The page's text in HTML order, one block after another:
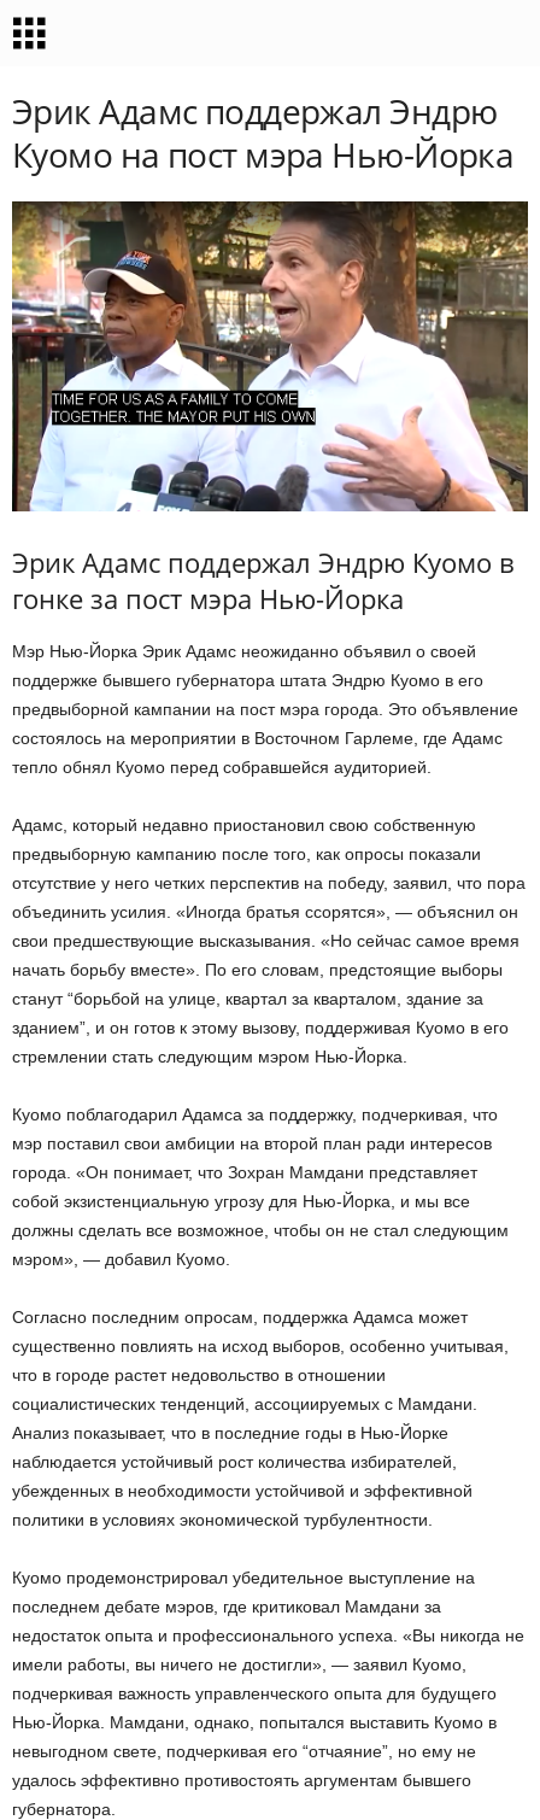
Эрик Адамс поддержал Эндрю
Куомо на пост мэра Нью-Йорка
Эрик Адамс поддержал Эндрю Куомо в
гонке за пост мэра Нью-Йорка
Мэр Нью-Йорка Эрик Адамс неожиданно объявил о своей
поддержке бывшего губернатора штата Эндрю Куомо в его
предвыборной кампании на пост мэра города. Это объявление
состоялось на мероприятии в Восточном Гарлеме, где Адамс
тепло обнял Куомо перед собравшейся аудиторией.
Адамс, который недавно приостановил свою собственную
предвыборную кампанию после того, как опросы показали
отсутствие у него четких перспектив на победу, заявил, что пора
объединить усилия. «Иногда братья ссорятся», — объяснил он
свои предшествующие высказывания. «Но сейчас самое время
начать борьбу вместе». По его словам, предстоящие выборы
станут “борьбой на улице, квартал за кварталом, здание за
зданием”, и он готов к этому вызову, поддерживая Куомо в его
стремлении стать следующим мэром Нью-Йорка.
Куомо поблагодарил Адамса за поддержку, подчеркивая, что
мэр поставил свои амбиции на второй план ради интересов
города. «Он понимает, что Зохран Мамдани представляет
собой экзистенциальную угрозу для Нью-Йорка, и мы все
должны сделать все возможное, чтобы он не стал следующим
мэром», — добавил Куомо.
Согласно последним опросам, поддержка Адамса может
существенно повлиять на исход выборов, особенно учитывая,
что в городе растет недовольство в отношении
социалистических тенденций, ассоциируемых с Мамдани.
Анализ показывает, что в последние годы в Нью-Йорке
наблюдается устойчивый рост количества избирателей,
убежденных в необходимости устойчивой и эффективной
политики в условиях экономической турбулентности.
Куомо продемонстрировал убедительное выступление на
последнем дебате мэров, где критиковал Мамдани за
недостаток опыта и профессионального успеха. «Вы никогда не
имели работы, вы ничего не достигли», — заявил Куомо,
подчеркивая важность управленческого опыта для будущего
Нью-Йорка. Мамдани, однако, попытался выставить Куомо в
невыгодном свете, подчеркивая его “отчаяние”, но ему не
удалось эффективно противостоять аргументам бывшего
губернатора.